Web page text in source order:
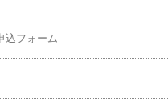
フォーム